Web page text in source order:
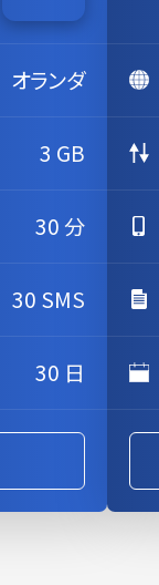
オランダ
3 GB
30 分
30 SMS
30 日